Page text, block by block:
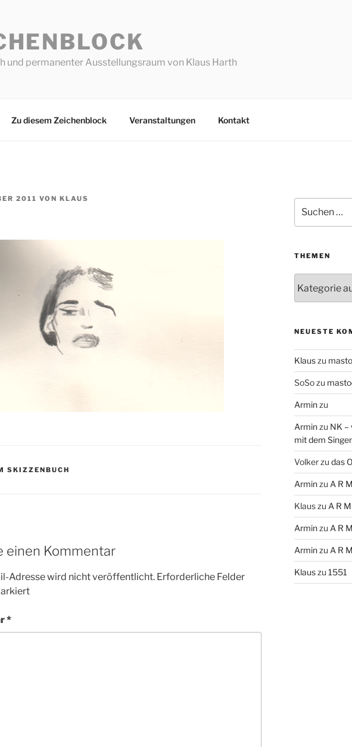
und permanenter Ausstellungsraum von Klaus Harth
Zu diesem Zeichenblock Veranstaltungen Kontakt
2011 VON KLAUS
SKIZZENBUCH
einen Kommentar
Adresse wird nicht veröffentlicht. Erforderliche Felder
*
nach:
THEMEN
NEUESTE
Klauszu
SoSozu
Arminzu
Arminzu NK –
mit dem
Volkerzu das
Arminzu A R
Klauszu A R
Arminzu A R
Arminzu A R
Klauszu 1551